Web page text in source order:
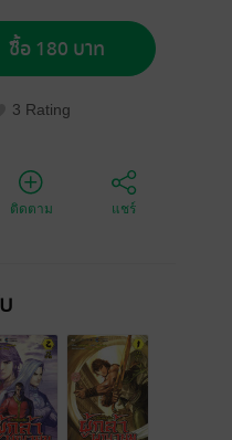
ซื้อ 180 บาท
3 Rating
ติดตาม แชร์